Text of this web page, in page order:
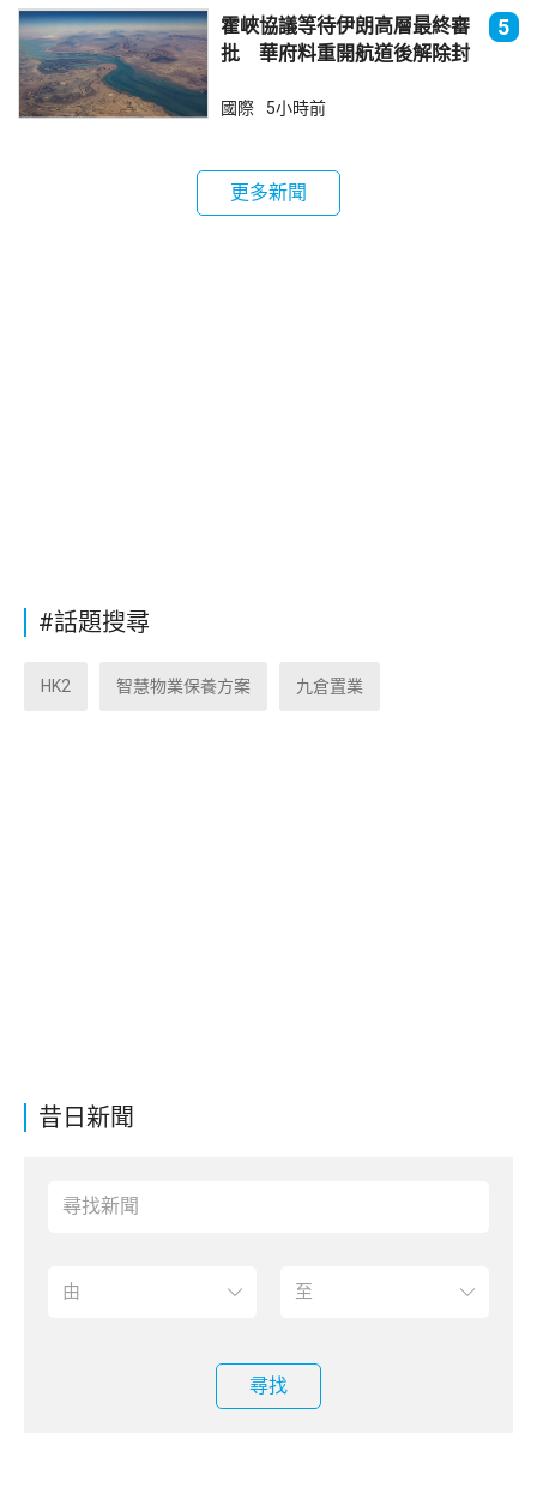
昔日新聞
尋找
霍峽協議等待伊朗高層最終審
批 華府料重開航道後解除封
5
國際 5小時前
更多新聞
#話題搜尋
HK2 智慧物業保養方案 九倉置業